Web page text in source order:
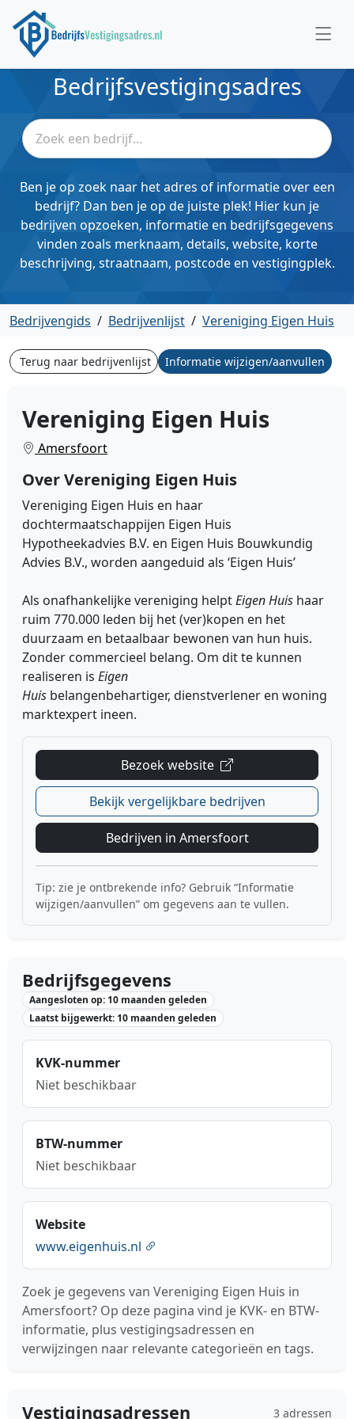
Bedrijfsvestigingsadres
Ben je op zoek naar het adres of informatie over een
bedrijf? Dan ben je op de juiste plek! Hier kun je
bedrijven opzoeken, informatie en bedrijfsgegevens
vinden zoals merknaam, details, website, korte
beschrijving, straatnaam, postcode en vestigingplek.
Bedrijvengids / Bedrijvenlijst / Vereniging Eigen Huis
Terug naar bedrijvenlijst Informatie wijzigen/aanvullen
Vereniging Eigen Huis
Amersfoort
Over Vereniging Eigen Huis
Vereniging Eigen Huis en haar
dochtermaatschappijen Eigen Huis
Hypotheekadvies B.V. en Eigen Huis Bouwkundig
Advies B.V., worden aangeduid als ‘Eigen Huis’
Als onafhankelijke vereniging helptEigen Huis haar
ruim 770.000 leden bij het (ver)kopen en het
duurzaam en betaalbaar bewonen van hun huis.
Zonder commercieel belang. Om dit te kunnen
realiseren is Eigen
Huis belangenbehartiger, dienstverlener en woning
marktexpert ineen.
Bezoek website
Bekijk vergelijkbare bedrijven
Bedrijven in Amersfoort
Tip: zie je ontbrekende info? Gebruik “Informatie
wijzigen/aanvullen” om gegevens aan te vullen.
Bedrijfsgegevens
Aangesloten op: 10 maanden geleden
Laatst bijgewerkt: 10 maanden geleden
KVK-nummer
Niet beschikbaar
BTW-nummer
Niet beschikbaar
Website
www.eigenhuis.nl
Zoek je gegevens van Vereniging Eigen Huis in
Amersfoort? Op deze pagina vind je KVK- en BTW-
informatie, plus vestigingsadressen en
verwijzingen naar relevante categorieën en tags.
Vestigingsadressen 3 adressen